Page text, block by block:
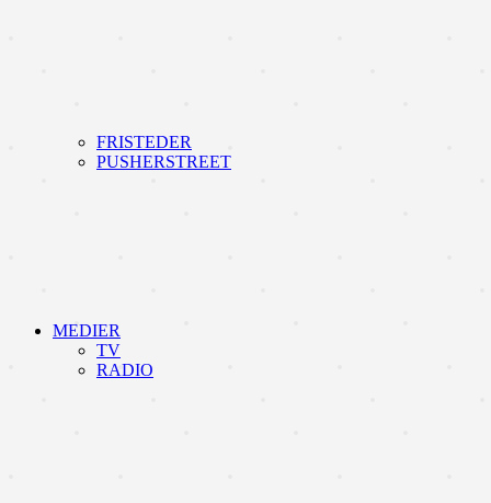
FRISTEDER
PUSHERSTREET
MEDIER
TV
RADIO